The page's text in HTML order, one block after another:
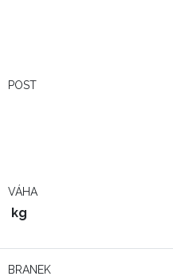
POST
VÁHA
kg
BRANEK